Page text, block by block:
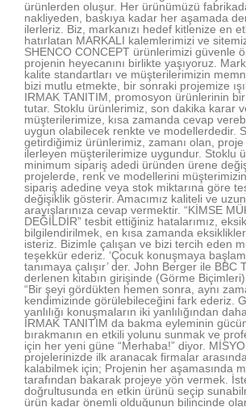
ürünlerden oluşur. Her ürünümüzü
nakliyeden, baskıya kadar her aşamada
ilerleriz. Biz, markanızı hedef kitlenize en
hatırlatan MARKALI kalemlerimizi ve
SHENCO CONCEPT ürünlerimizi güvenle
projenin heyecanını birlikte yaşıyoruz.
kalite standartları ve müşterilerimizin
bizi mutlu etmekte, bir sonraki projemize
IRMAK TANITIM, promosyon ürünlerinin
tutar. Stoklu ürünlerimiz, son dakika karar
müşterilerimize, kısa zamanda cevap
uygun olabilecek renkte ve modellerdedir.
getirdiğimiz ürünlerimiz, zamanı olan, proje
ilerleyen müşterilerimize uygundur. Stoklu
minimum sipariş adedi üründen ürene
projelerde, renk ve modellerini
sipariş adedine veya stok miktarına göre
değişiklik gösterir. Amacımız kaliteli ve
arayışlarınıza cevap vermektir. “KİMSE
DEĞİLDİR” tesbit ettiğiniz hatalarımız,
bilgilendirilmek, en kısa zamanda
isteriz. Bizimle çalışan ve bizi tercih eden
teşekkür ederiz. ‘Çocuk konuşmaya
tanımaya çalışır’ der. John Berger ile BBC
derlenen kitabın girişinde (Görme
“Bir şeyi gördükten hemen sonra, aynı
kendimizinde görülebileceğini fark ederiz.
yanlılığı konuşmaların iki yanlılığından
IRMAK TANITIM da bakma eyleminin
bırakmanın en etkili yolunu sunmak ve
için her yeni güne “Merhaba!” diyor.
projelerinizde ilk aranacak firmalar
kalabilmek için; Projenin her aşamasında
tarafından bakarak projeye yön vermek.
doğrultusunda en etkin ürünü seçip
ürün kadar önemli olduğunun bilincinde